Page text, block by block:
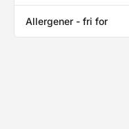
Allergener - fri for